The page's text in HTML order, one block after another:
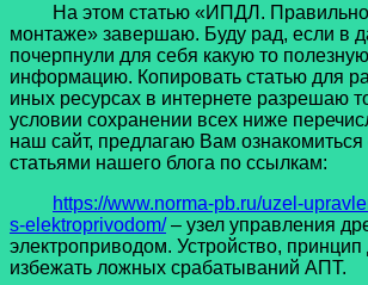
На этом статью «ИПДЛ.
монтаже» завершаю. Буду рад, если в
почерпнули для себя какую то полезную
информацию. Копировать статью для
иных ресурсах в интернете разрешаю
условии сохранении всех ниже
наш сайт, предлагаю Вам ознакомиться
статьями нашего блога по ссылкам:
https://www.norma-pb.ru/uzel-
s-elektroprivodom/– узел управления
электроприводом. Устройство, принцип
избежать ложных срабатываний АПТ.